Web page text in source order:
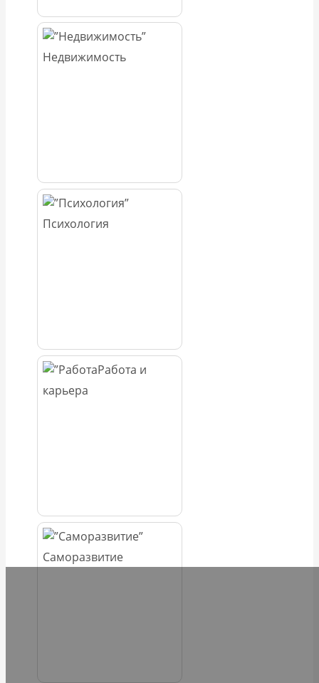
Недвижимость
Психология
Работа и
карьера
Саморазвитие